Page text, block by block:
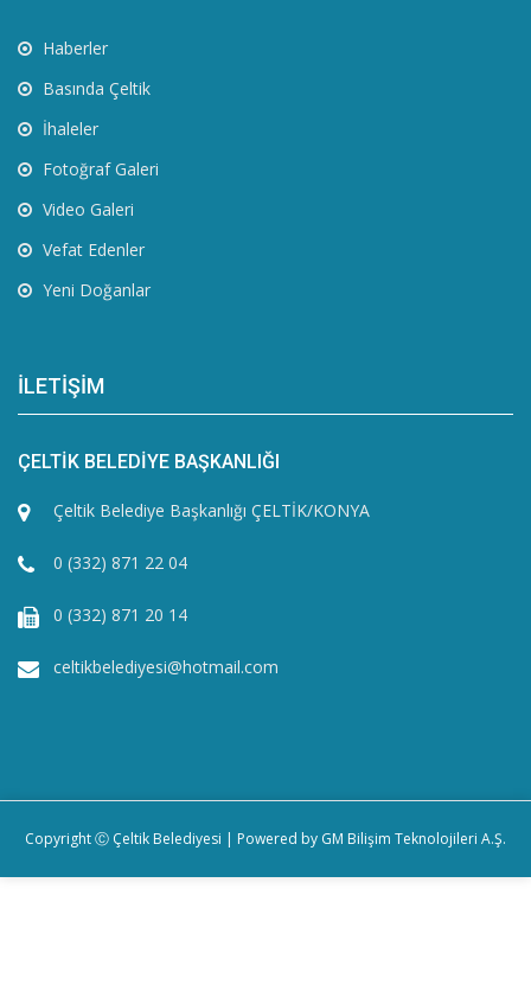
Haberler
Basında Çeltik
İhaleler
Fotoğraf Galeri
Video Galeri
Vefat Edenler
Yeni Doğanlar
İLETİŞİM
ÇELTİK BELEDİYE BAŞKANLIĞI
Çeltik Belediye Başkanlığı ÇELTİK/KONYA
0 (332) 871 22 04
0 (332) 871 20 14
celtikbelediyesi@hotmail.com
Copyright Ⓒ Çeltik Belediyesi | Powered by GM Bilişim Teknolojileri A.Ş.